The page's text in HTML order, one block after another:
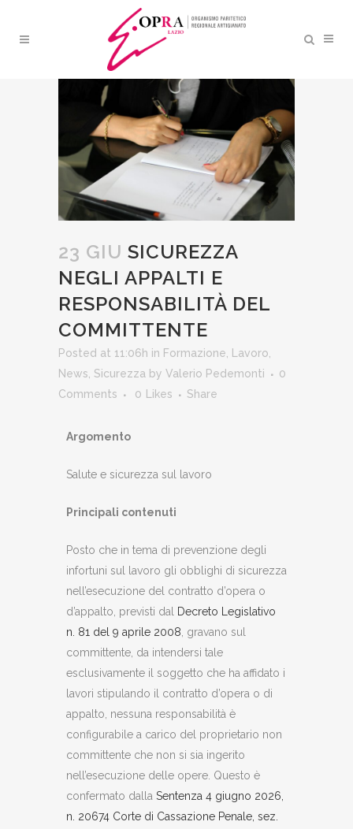
SICUREZZA NEGLI APPALTI
E RESPONSABILITÀ DEL
COMMITTENTE
23 GIU SICUREZZA
NEGLI APPALTI E
RESPONSABILITÀ DEL
COMMITTENTE
Posted at 11:06h in Formazione Lavoro
News Sicurezza by Valerio Pedemonti
0
Comments
0 Likes Share
Argomento
Salute e sicurezza sul lavoro
Principali contenuti
Posto che in tema di prevenzione degli
infortuni sul lavoro gli obblighi di sicurezza
nell’esecuzione del contratto d’opera o
d’appalto, previsti dal
Decreto Legislativo
n. 81 del 9 aprile 2008 , gravano sul
committente, da intendersi tale
esclusivamente il soggetto che ha affidato i
lavori stipulando il contratto d’opera o di
appalto, nessuna responsabilità è
configurabile a carico del proprietario non
committente che non si sia ingerito
nell’esecuzione delle opere. Questo è
confermato dalla Sentenza 4 giugno 2026,
n. 20674 Corte di Cassazione Penale, sez.